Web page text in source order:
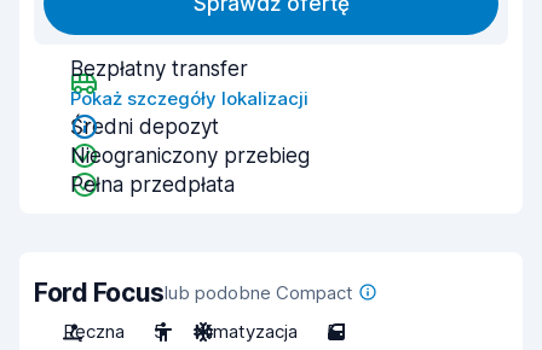
Bezpłatny transfer
Pokaż szczegóły lokalizacji
Średni depozyt
Nieograniczony przebieg
Pełna przedpłata
Ford Focuslub podobne Compact
Ręczna
5 Klimatyzacja 5